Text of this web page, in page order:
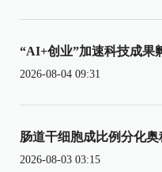
“AI+创业”加速科技成果
2026-08-04 09:31
肠道干细胞成比例分化
2026-08-03 03:15